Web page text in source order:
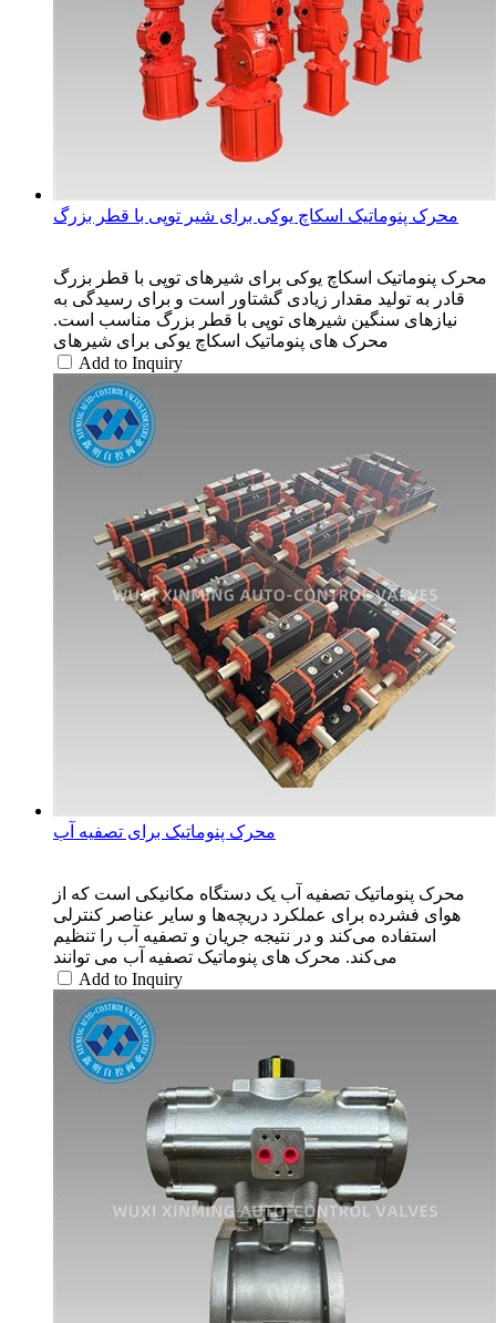
محرک پنوماتیک اسکاچ یوکی برای شیر توپی با قطر بزرگ
محرک پنوماتیک اسکاچ یوکی برای شیرهای توپی با قطر بزرگ
قادر به تولید مقدار زیادی گشتاور است و برای رسیدگی به
نیازهای سنگین شیرهای توپی با قطر بزرگ مناسب است.
محرک های پنوماتیک اسکاچ یوکی برای شیرهای
Add to Inquiry
محرک پنوماتیک برای تصفیه آب
محرک پنوماتیک تصفیه آب یک دستگاه مکانیکی است که از
هوای فشرده برای عملکرد دریچه‌ها و سایر عناصر کنترلی
استفاده می‌کند و در نتیجه جریان و تصفیه آب را تنظیم
می‌کند. محرک های پنوماتیک تصفیه آب می توانند
Add to Inquiry